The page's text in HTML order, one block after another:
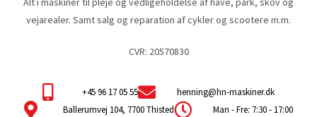
vejarealer. Samt salg og reparation af cykler og scootere m.m.
CVR: 20570830
+45 96 17 05 55
henning@hn-maskiner.dk
Ballerumvej 104, 7700 Thisted
Man - Fre: 7:30 - 17:00